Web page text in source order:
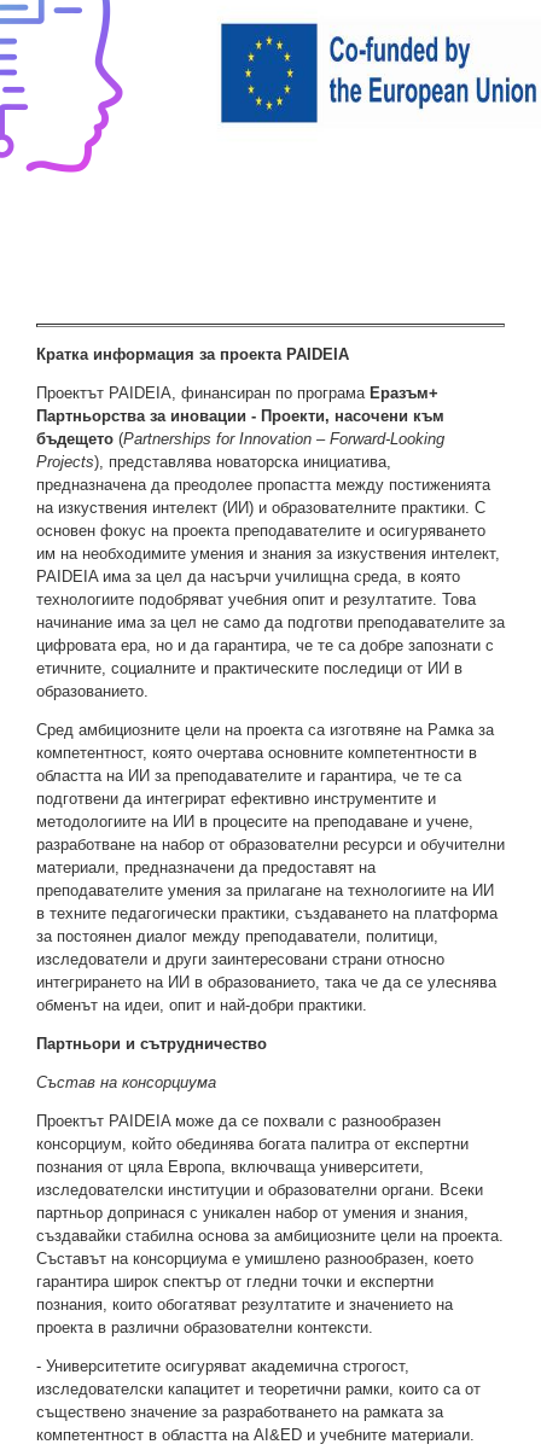
Кратка информация за проекта PAIDEIA
Проектът PAIDEIA, финансиран по програма Еразъм+
Партньорства за иновации - Проекти, насочени към
бъдещето (Partnerships for Innovation – Forward-Looking
Projects), представлява новаторска инициатива,
предназначена да преодолее пропастта между постиженията
на изкуствения интелект (ИИ) и образователните практики. С
основен фокус на проекта преподавателите и осигуряването
им на необходимите умения и знания за изкуствения интелект,
PAIDEIA има за цел да насърчи училищна среда, в която
технологиите подобряват учебния опит и резултатите. Това
начинание има за цел не само да подготви преподавателите за
цифровата ера, но и да гарантира, че те са добре запознати с
етичните, социалните и практическите последици от ИИ в
образованието.
Сред амбициозните цели на проекта са изготвяне на Рамка за
компетентност, която очертава основните компетентности в
областта на ИИ за преподавателите и гарантира, че те са
подготвени да интегрират ефективно инструментите и
методологиите на ИИ в процесите на преподаване и учене,
разработване на набор от образователни ресурси и обучителни
материали, предназначени да предоставят на
преподавателите умения за прилагане на технологиите на ИИ
в техните педагогически практики, създаването на платформа
за постоянен диалог между преподаватели, политици,
изследователи и други заинтересовани страни относно
интегрирането на ИИ в образованието, така че да се улеснява
обменът на идеи, опит и най-добри практики.
Партньори и сътрудничество
Състав на консорциума
Проектът PAIDEIA може да се похвали с разнообразен
консорциум, който обединява богата палитра от експертни
познания от цяла Европа, включваща университети,
изследователски институции и образователни органи. Всеки
партньор допринася с уникален набор от умения и знания,
създавайки стабилна основа за амбициозните цели на проекта.
Съставът на консорциума е умишлено разнообразен, което
гарантира широк спектър от гледни точки и експертни
познания, които обогатяват резултатите и значението на
проекта в различни образователни контексти.
- Университетите осигуряват академична строгост,
изследователски капацитет и теоретични рамки, които са от
съществено значение за разработването на рамката за
компетентност в областта на AI&ED и учебните материали.